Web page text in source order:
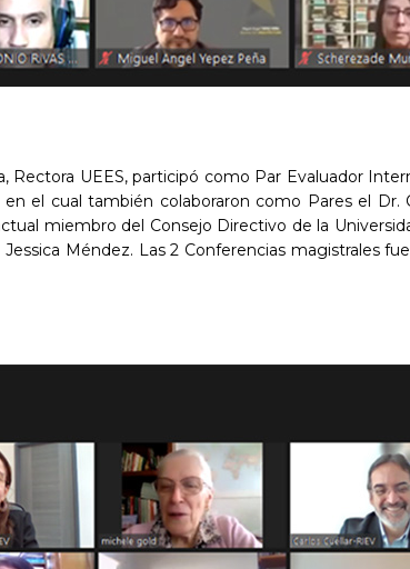
Rectora UEES, participó como Par Evaluador
en el cual también colaboraron como Pares el Dr.
miembro del Consejo Directivo de la
Méndez. Las 2 Conferencias magistrales